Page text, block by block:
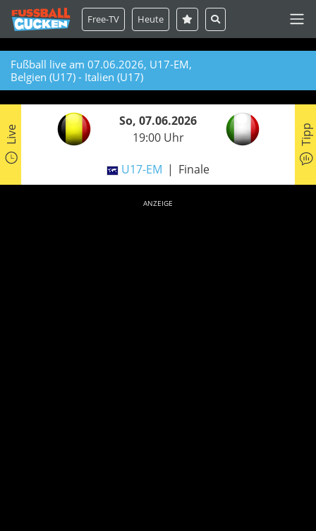
Free-TV Heute
Fußball live am 07.06.2026, U17-EM,
Belgien (U17) - Italien (U17)
Live
So, 07.06.2026
19:00 Uhr
U17-EM Finale
Tipp
ANZEIGE